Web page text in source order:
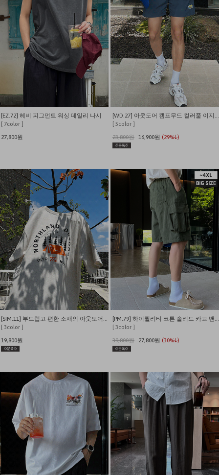
[EZ.72] 헤비 피그먼트 워싱 데일리 나시
[ 7color ]
27,800원
[ 5color ]
23,800원 16,900원 (29%↓)
[SIM.11] 부드럽고 편한 소재의 아웃도어 캠퍼 반팔티
[ 3color ]
19,800원
[PM.79] 하이퀄리티 코튼 솔리드 카고 밴딩 내추럴핏 반바지
[ 3color ]
39,800원
27,800원 (30%↓)